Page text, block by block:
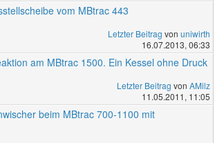
vom MBtrac 443
Letzter Beitrag von uniwirth
16.07.2013, 06:33
am MBtrac 1500. Ein Kessel ohne Druck
Letzter Beitrag von AMilz
11.05.2011, 11:05
beim MBtrac 700-1100 mit